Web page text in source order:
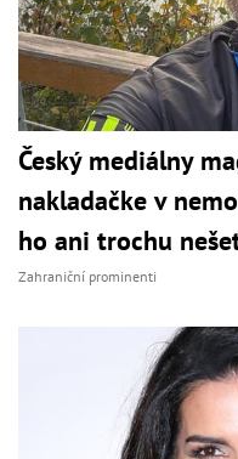
Český mediálny
nakladačke v
ho ani trochu
Zahraniční prominenti